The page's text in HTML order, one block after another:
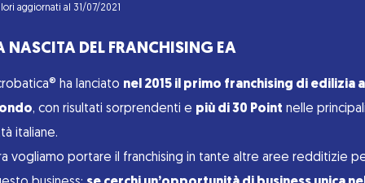
aggiornati al 31/07/2021
NASCITA DEL FRANCHISING EA
ha lanciato nel 2015 il primo franchising di edilizia
, con risultati sorprendenti e più di 30 Point nelle
italiane.
vogliamo portare il franchising in tante altre aree redditizie